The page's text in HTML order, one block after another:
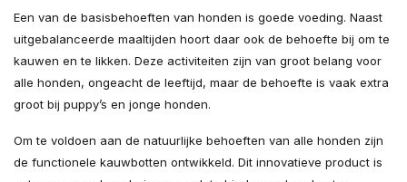
Een van de basisbehoeften van honden is goede voeding. Naast
uitgebalanceerde maaltijden hoort daar ook de behoefte bij om te
kauwen en te likken. Deze activiteiten zijn van groot belang voor
alle honden, ongeacht de leeftijd, maar de behoefte is vaak extra
groot bij puppy’s en jonge honden.
Om te voldoen aan de natuurlijke behoeften van alle honden zijn
de functionele kauwbotten ontwikkeld. Dit innovatieve product is